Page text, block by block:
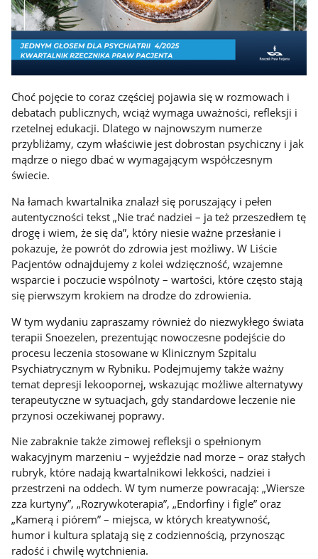
Choć pojęcie to coraz częściej pojawia się w rozmowach i
debatach publicznych, wciąż wymaga uważności, refleksji i
rzetelnej edukacji. Dlatego w najnowszym numerze
przybliżamy, czym właściwie jest dobrostan psychiczny i jak
mądrze o niego dbać w wymagającym współczesnym
świecie.
Na łamach kwartalnika znalazł się poruszający i pełen
autentyczności tekst „Nie trać nadziei – ja też przeszedłem tę
drogę i wiem, że się da”, który niesie ważne przesłanie i
pokazuje, że powrót do zdrowia jest możliwy. W Liście
Pacjentów odnajdujemy z kolei wdzięczność, wzajemne
wsparcie i poczucie wspólnoty – wartości, które często stają
się pierwszym krokiem na drodze do zdrowienia.
W tym wydaniu zapraszamy również do niezwykłego świata
terapii Snoezelen, prezentując nowoczesne podejście do
procesu leczenia stosowane w Klinicznym Szpitalu
Psychiatrycznym w Rybniku. Podejmujemy także ważny
temat depresji lekoopornej, wskazując możliwe alternatywy
terapeutyczne w sytuacjach, gdy standardowe leczenie nie
przynosi oczekiwanej poprawy.
Nie zabraknie także zimowej refleksji o spełnionym
wakacyjnym marzeniu – wyjeździe nad morze – oraz stałych
rubryk, które nadają kwartalnikowi lekkości, nadziei i
przestrzeni na oddech. W tym numerze powracają: „Wiersze
zza kurtyny”, „Rozrywkoterapia”, „Endorfiny i figle” oraz
„Kamerą i piórem” – miejsca, w których kreatywność,
humor i kultura splatają się z codziennością, przynosząc
radość i chwilę wytchnienia.